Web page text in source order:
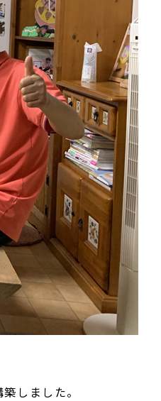
しました。